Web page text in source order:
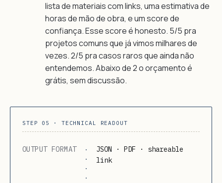
lista de materiais com links, uma estimativa de
horas de mão de obra, e um score de
confiança. Esse score é honesto. 5/5 pra
projetos comuns que já vimos milhares de
vezes. 2/5 pra casos raros que ainda não
entendemos. Abaixo de 2 o orçamento é
grátis, sem discussão.
STEP 05 · TECHNICAL READOUT
OUTPUT FORMAT
·
·
·
·
JSON · PDF · shareable
link